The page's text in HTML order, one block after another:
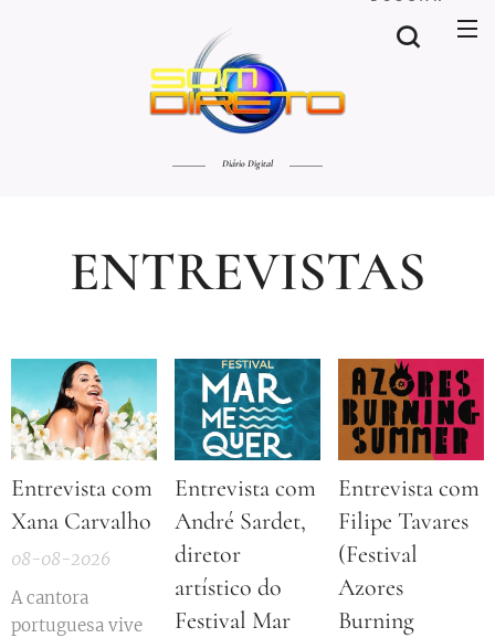
Diário Digital
ENTREVISTAS
Entrevista com
Xana Carvalho
08-08-2026
A cantora
portuguesa vive
Entrevista com
André Sardet,
diretor
artístico do
Festival Mar
Entrevista com
Filipe Tavares
(Festival
Azores
Burning